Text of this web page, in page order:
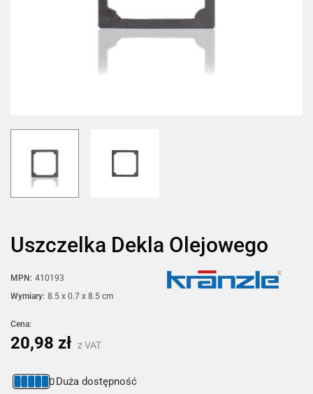
Uszczelka Dekla Olejowego
MPN: 410193
Wymiary: 8.5 x 0.7 x 8.5 cm
Cena:
20,98 zł z VAT
Duża dostępność